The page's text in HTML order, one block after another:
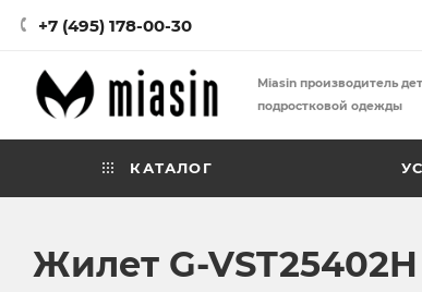
+7 (495) 178-00-30
Miasin производитель
подростковой одежды
КАТАЛОГ
Жилет G-